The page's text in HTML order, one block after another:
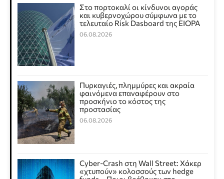
Στο πορτοκαλί οι κίνδυνοι αγοράς
και κυβερνοχώρου σύμφωνα με το
τελευταίο Risk Dasboard της EIOPA
06.08.2026
Πυρκαγιές, πλημμύρες και ακραία
φαινόμενα επαναφέρουν στο
προσκήνιο το κόστος της
προστασίας
06.08.2026
Cyber-Crash στη Wall Street: Χάκερ
«χτυπούν» κολοσσούς των hedge